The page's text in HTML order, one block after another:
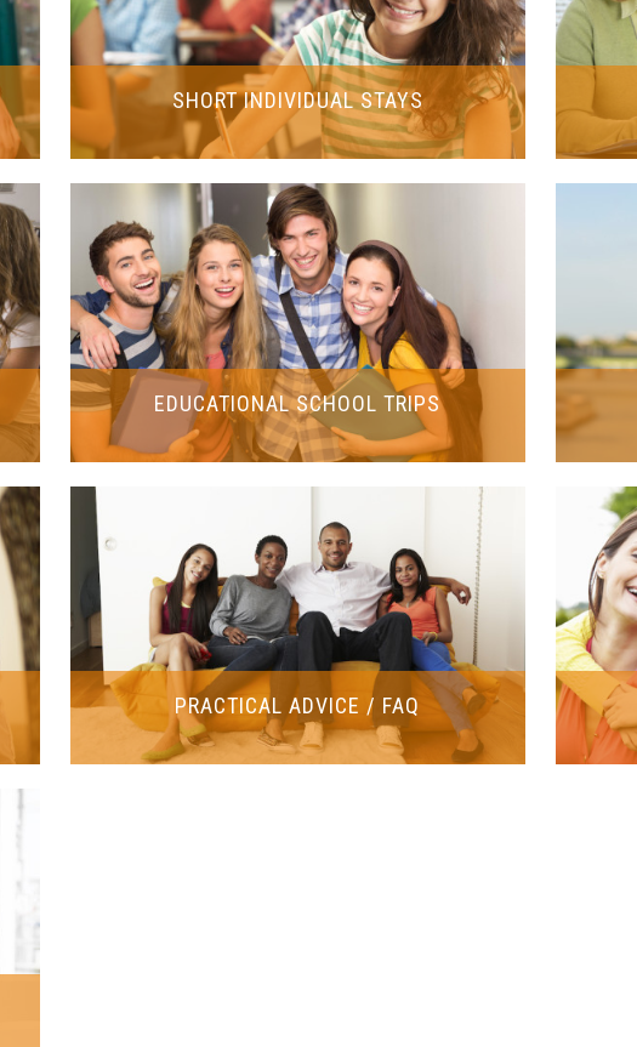
SHORT INDIVIDUAL STAYS
EDUCATIONAL SCHOOL TRIPS
PRACTICAL ADVICE / FAQ